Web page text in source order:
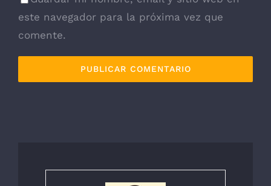
este navegador para la próxima vez que
comente.